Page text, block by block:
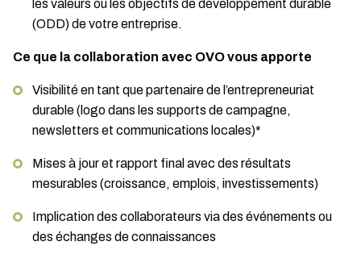
les valeurs ou les objectifs de développement durable
(ODD) de votre entreprise.
Ce que la collaboration avec OVO vous apporte
Visibilité en tant que partenaire de l’entrepreneuriat
durable (logo dans les supports de campagne,
newsletters et communications locales)*
Mises à jour et rapport final avec des résultats
mesurables (croissance, emplois, investissements)
Implication des collaborateurs via des événements ou
des échanges de connaissances